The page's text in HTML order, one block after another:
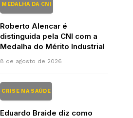
MEDALHA DA CNI
Roberto Alencar é
distinguida pela CNI com a
Medalha do Mérito Industrial
8 de agosto de 2026
CRISE NA SAÚDE
Eduardo Braide diz como